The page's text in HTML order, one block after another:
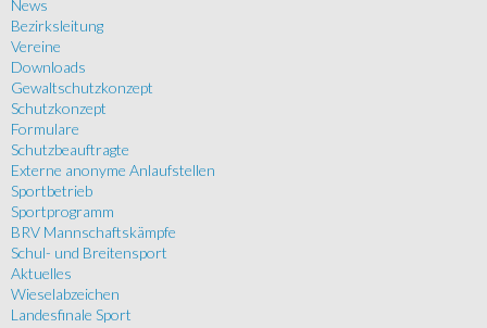
News
Bezirksleitung
Vereine
Downloads
Gewaltschutzkonzept
Schutzkonzept
Formulare
Schutzbeauftragte
Externe anonyme Anlaufstellen
Sportbetrieb
Sportprogramm
BRV Mannschaftskämpfe
Schul- und Breitensport
Aktuelles
Wieselabzeichen
Landesfinale Sport